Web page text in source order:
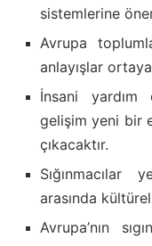
sistemlerine
Avrupa
anlayışlar
İnsani
gelişim yeni bir
çıkacaktır.
arasında
Avrupa’nın